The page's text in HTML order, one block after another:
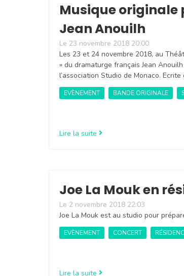
Musique originale
Jean Anouilh
Le 23 novembre 2018 20:00
Les 23 et 24 novembre 2018, au
» du dramaturge français Jean
l’association Studio de Monaco. Ecrite
EVÈNEMENT BANDE ORIGINALE
Lire la suite
Joe La Mouk en
Le 2 novembre 2018 22:03
Joe La Mouk est au studio pour
EVÈNEMENT CONCERT
Lire la suite